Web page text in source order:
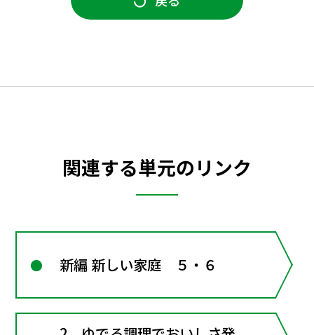
関連する単元のリンク
新編 新しい家庭 ５・６